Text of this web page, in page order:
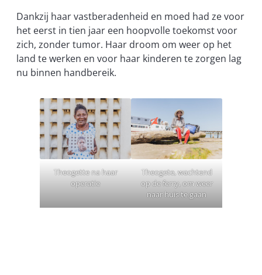
Dankzij haar vastberadenheid en moed had ze voor
het eerst in tien jaar een hoopvolle toekomst voor
zich, zonder tumor. Haar droom om weer op het
land te werken en voor haar kinderen te zorgen lag
nu binnen handbereik.
Theogette na haar
operatie
Theogete, wachtend
op de ferry, om weer
naar huis te gaan